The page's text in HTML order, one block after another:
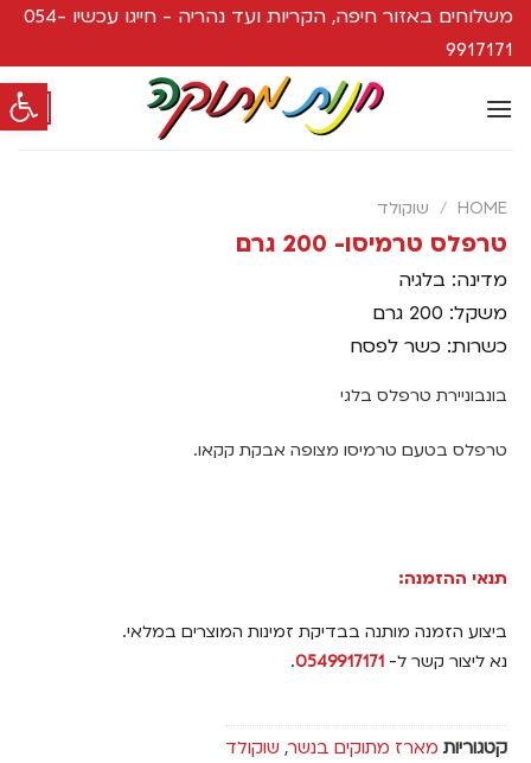
פתח
משלוחים באזור חיפה, הקריות ועד נהריה - חייגו עכשיו 054-
9917171
0
HOME
/ שוקולד
טרפלס טרמיסו- 200 גרם
מדינה: בלגיה
משקל: 200 גרם
כשרות: כשר לפסח
בונבוניירת טרפלס בלגי
טרפלס בטעם טרמיסו מצופה אבקת קקאו.
תנאי ההזמנה:
ביצוע הזמנה מותנה בבדיקת זמינות המוצרים במלאי.
נא ליצור קשר ל- 0549917171
.
קטגוריות מארז מתוקים בנשר, שוקולד